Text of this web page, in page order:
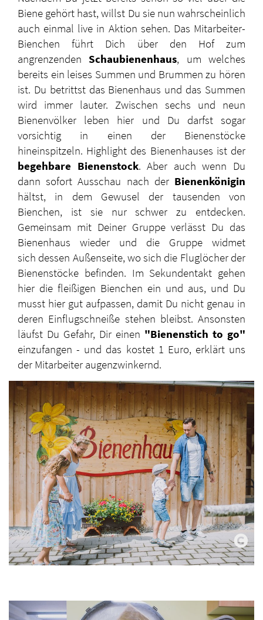
Biene gehört hast, willst Du sie nun wahrscheinlich
auch einmal live in Aktion sehen. Das Mitarbeiter-
Bienchen führt Dich über den Hof zum
angrenzendenSchaubienenhaus, um welches
bereits ein leises Summen und Brummen zu hören
ist. Du betrittst das Bienenhaus und das Summen
wird immer lauter. Zwischen sechs und neun
Bienenvölker leben hier und Du darfst sogar
vorsichtig in einen der Bienenstöcke
hineinspitzeln. Highlight des Bienenhauses ist der
begehbare Bienenstock. Aber auch wenn Du
dann sofort Ausschau nach der Bienenkönigin
hältst, in dem Gewusel der tausenden von
Bienchen, ist sie nur schwer zu entdecken.
Gemeinsam mit Deiner Gruppe verlässt Du das
Bienenhaus wieder und die Gruppe widmet
sich dessen Außenseite, wo sich die Fluglöcher der
Bienenstöcke befinden. Im Sekundentakt gehen
hier die fleißigen Bienchen ein und aus, und Du
musst hier gut aufpassen, damit Du nicht genau in
deren Einflugschneiße stehen bleibst. Ansonsten
läufst Du Gefahr, Dir einen "Bienenstich to go"
einzufangen - und das kostet 1 Euro, erklärt uns
der Mitarbeiter augenzwinkernd.